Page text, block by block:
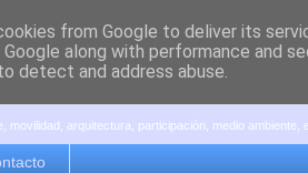
arquitectura, participación, medio ambiente,
from Google to deliver its
Google along with performance and
detect and address abuse.